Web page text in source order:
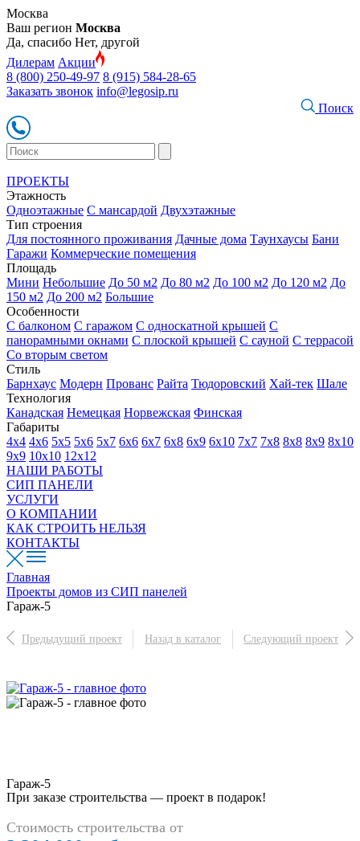
Москва
Ваш регион Москва
Да, спасибо Нет, другой
Дилерам Акции
8 (800) 250-49-97 8 (915) 584-28-65
Заказать звонок info@legosip.ru
Поиск
ПРОЕКТЫ
Этажность
Одноэтажные С мансардой Двухэтажные
Тип строения
Для постоянного проживания Дачные дома Таунхаусы Бани
Гаражи Коммерческие помещения
Площадь
Мини Небольшие До 50 м2 До 80 м2 До 100 м2 До 120 м2 До
150 м2 До 200 м2 Большие
Особенности
С балконом С гаражом С односкатной крышей С
панорамными окнами С плоской крышей С сауной С террасой
Со вторым светом
Стиль
Барнхаус Модерн Прованс Райта Тюдоровский Хай-тек Шале
Технология
Канадская Немецкая Норвежская Финская
Габариты
4х4 4х6 5х5 5х6 5х7 6х6 6х7 6х8 6х9 6х10 7х7 7х8 8х8 8х9 8х10
9х9 10х10 12х12
НАШИ РАБОТЫ
СИП ПАНЕЛИ
УСЛУГИ
О КОМПАНИИ
КАК СТРОИТЬ НЕЛЬЗЯ
КОНТАКТЫ
Главная
Проекты домов из СИП панелей
Гараж-5
Предыдущий проект Назад в каталог Следующий проект
Гараж-5
При заказе строительства — проект в подарок!
Стоимость строительства от